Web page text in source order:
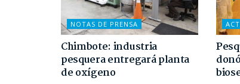
NOTAS DE PRENSA
Chimbote: industria
pesquera entregará planta
de oxígeno